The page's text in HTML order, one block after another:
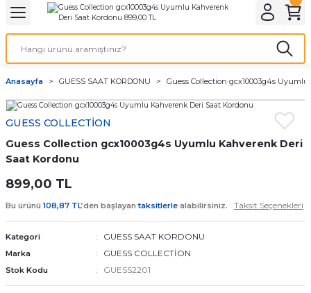
Geri Dön
& ELEKTİRİK AYDINLATMA & ELEKTRİK
Geri Dön
ve Cihaz Pilleri
ÇEŞİTLERİ
ÇEŞİTLERİ
Geri Dön
Geri Dön
Kordon Çeşitleri
Kordonu
saat kordonu
Kordonları
Anasayfa GUESS SAAT KORDONU Guess Collection gcx10003g4s
GUESS COLLECTİON
Guess Collection gcx10003g4s Uyumlu Kahverenk Deri
Saat Kordonu
899,00 TL
Bu ürünü 108,87 TL’den başlayantaksitlerle alabilirsiniz. Taksit Seçenekleri
Kategori GUESS SAAT KORDONU
Marka GUESS COLLECTİON
Stok Kodu GUESS2201